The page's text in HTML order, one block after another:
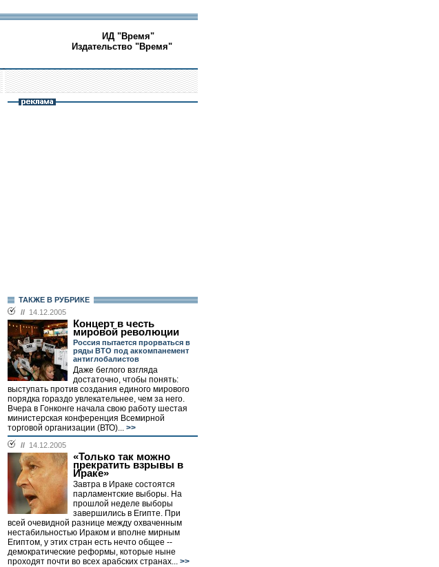
ИД "Время"
Издательство "Время"
ТАКЖЕ В РУБРИКЕ
// 14.12.2005
Концерт в честь
мировой революции
Россия пытается прорваться в
ряды ВТО под аккомпанемент
антиглобалистов
Даже беглого взгляда
достаточно, чтобы понять:
выступать против создания единого мирового
порядка гораздо увлекательнее, чем за него.
Вчера в Гонконге начала свою работу шестая
министерская конференция Всемирной
торговой организации (ВТО)... >>
// 14.12.2005
«Только так можно
прекратить взрывы в
Ираке»
Завтра в Ираке состоятся
парламентские выборы. На
прошлой неделе выборы
завершились в Египте. При
всей очевидной разнице между охваченным
нестабильностью Ираком и вполне мирным
Египтом, у этих стран есть нечто общее --
демократические реформы, которые ныне
проходят почти во всех арабских странах... >>